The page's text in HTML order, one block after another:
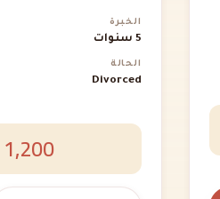
الخبرة
5 سنوات
الحالة
Divorced
1,200 ر.ق